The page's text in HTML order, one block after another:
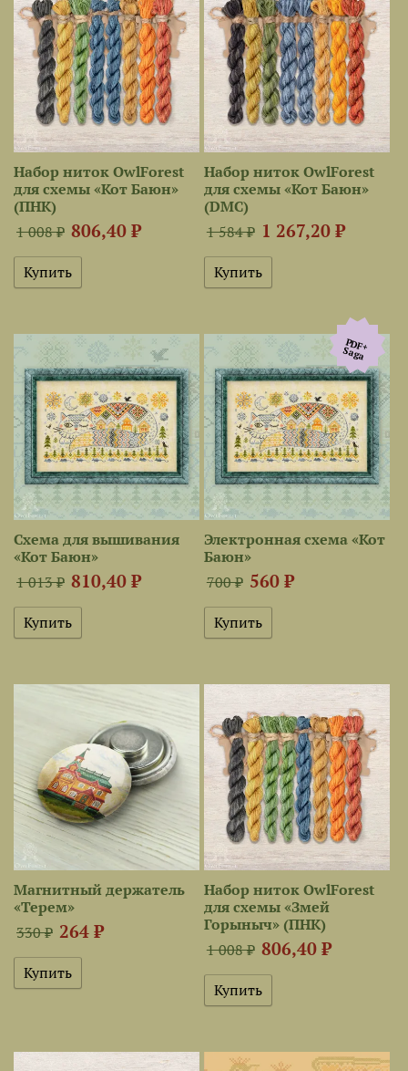
Набор ниток OwlForest
для схемы «Кот Баюн»
(ПНК)
1 008 ₽ 806,40 ₽
Набор ниток OwlForest
для схемы «Кот Баюн»
(DMC)
1 584 ₽ 1 267,20 ₽
Схема для вышивания
«Кот Баюн»
1 013 ₽ 810,40 ₽
PDF+
Saga
Электронная схема «Кот
Баюн»
700 ₽ 560 ₽
Магнитный держатель
«Терем»
330 ₽ 264 ₽
Набор ниток OwlForest
для схемы «Змей
Горыныч» (ПНК)
1 008 ₽ 806,40 ₽